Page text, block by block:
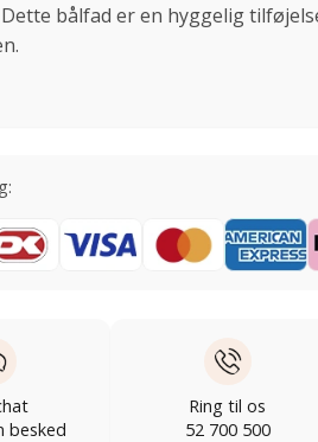
bålfad er en hyggelig
besked
Ring til os
52 700 500